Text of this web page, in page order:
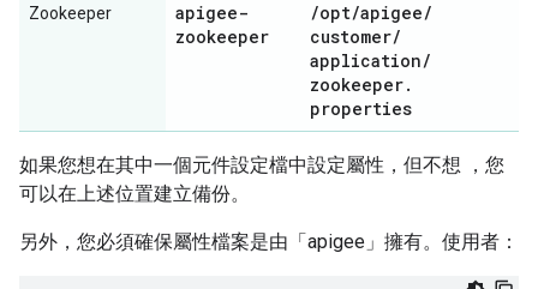
Zookeeper
apigee-
zookeeper
/opt/apigee/
customer/
application/
zookeeper.
properties
如果您想在其中一個元件設定檔中設定屬性，但不想 ，您
可以在上述位置建立備份。
另外，您必須確保屬性檔案是由「apigee」擁有。使用者：